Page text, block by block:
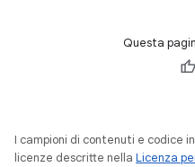
Questa
I campioni di contenuti e codice
licenze descritte nella Licenza